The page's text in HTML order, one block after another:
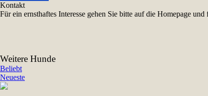
Kontakt
Für ein ernsthaftes Interesse gehen Sie bitte auf die Homepage
Weitere Hunde
Beliebt
Neueste